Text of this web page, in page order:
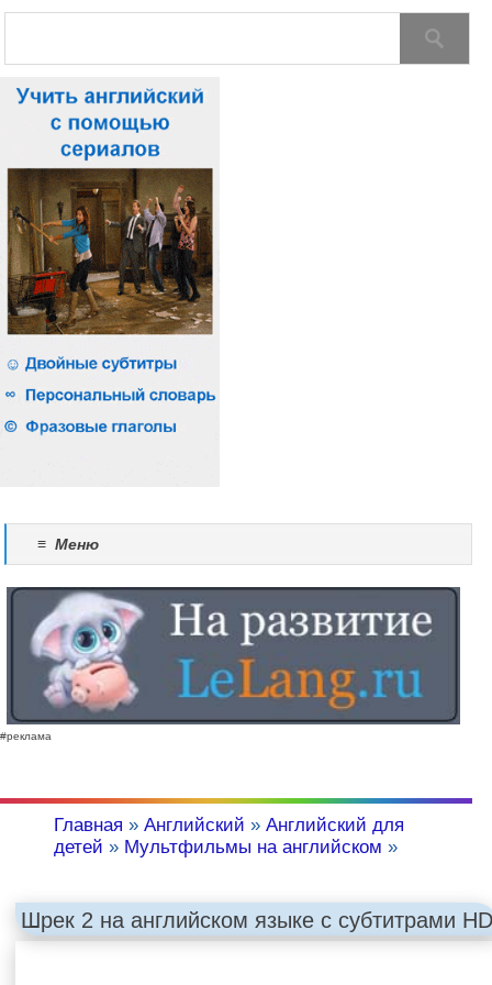
≡ Меню
#реклама
Главная »Английский »Английский для
детей » Мультфильмы на английском »
Шрек 2 на английском языке с субтитрами HD